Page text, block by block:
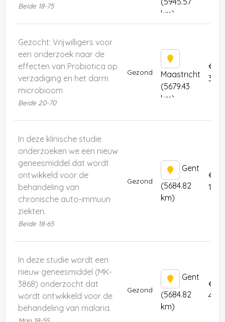
Beide 18-75
km)
Gezocht: Vrijwilligers voor
een onderzoek naar de
effecten van Probiotica op
verzadiging en het darm
microbioom
Beide 20-70
Gezond
Maastricht
(5679.43
km)
€
300
In deze klinische studie
onderzoeken we een nieuw
geneesmiddel dat wordt
ontwikkeld voor de
behandeling van
chronische auto-immuun
ziekten.
Beide 18-65
Gezond
Gent
(5684.82
km)
€
1600
In deze studie wordt een
nieuw geneesmiddel (MK-
3868) onderzocht dat
wordt ontwikkeld voor de
behandeling van malaria.
Man 18-55
Gezond
Gent
(5684.82
km)
€
4100